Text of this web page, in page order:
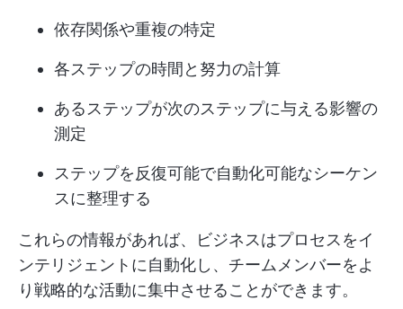
依存関係や重複の特定
各ステップの時間と努力の計算
あるステップが次のステップに与える影響の
測定
ステップを反復可能で自動化可能なシーケン
スに整理する
これらの情報があれば、ビジネスはプロセスをイ
ンテリジェントに自動化し、チームメンバーをよ
り戦略的な活動に集中させることができます。